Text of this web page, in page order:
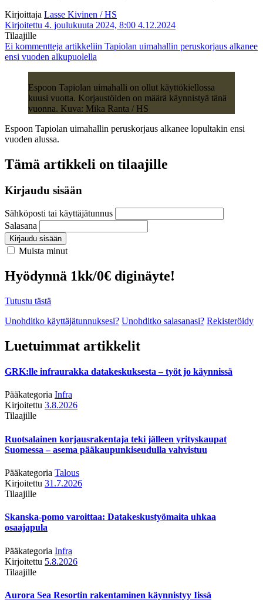
Kirjoittaja Lasse Kivinen / HS
Kirjoitettu 4. joulukuuta 2024, 8:00 4.12.2024
Tilaajille
Ei kommentteja artikkeliin Tapiolan uimahallin peruskorjaus alkanee
ensi vuoden alkupuolella
Espoon Tapiolan uimahalli on ollut käyttökiellossa
kuusi vuotta. Korjaustöiden on määrä käynnistyä tänä
vuonna. Kuva: Mika Ranta / HS
Espoon Tapiolan uimahallin peruskorjaus alkanee lopultakin ensi
vuoden alussa.
Tämä artikkeli on tilaajille
Kirjaudu sisään
Sähköposti tai käyttäjätunnus
Salasana
Kirjaudu sisään
Muista minut
Hyödynnä 1kk/0€ diginäyte!
Tutustu tästä
Unohditko käyttäjätunnuksesi? Unohditko salasanasi? Rekisteröidy
Luetuimmat artikkelit
GRK:lle infraurakka datakeskuksesta – työt jo käynnissä
Pääkategoria Infra
Kirjoitettu 3.8.2026
Tilaajille
Ruotsalainen korjausrakentaja teki jälleen yrityskaupat
Suomessa – asema pääkaupunkiseudulla vahvistuu
Pääkategoria Talous
Kirjoitettu 31.7.2026
Tilaajille
Skanska-pomo varoittaa: Datakeskustyömaita uhkaa
osaajapula
Pääkategoria Infra
Kirjoitettu 5.8.2026
Tilaajille
Aurora Sea Resortin rakentaminen käynnistyy Iissä